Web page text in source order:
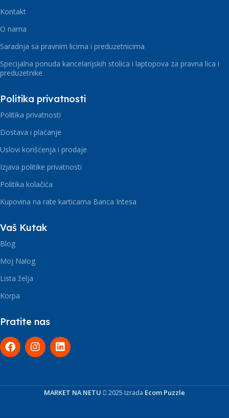
Kontakt
O nama
Saradnja sa pravnim licima i preduzetnicima
Specijalna ponuda kancelarijskih stolica i laptopova za pravna lica i
preduzetnike
Politika privatnosti
Politika privatnosti
Dostava i plaćanje
Uslovi korišćenja i prodaje
Izjava politike privatnosti
Politika kolačića
Kupovina na rate karticama Banca Intesa
Vaš Kutak
Blog
Moj Nalog
Lista želja
Korpa
Pratite nas
MARKET NA NETU 2025 Izrada Ecom Puzzle